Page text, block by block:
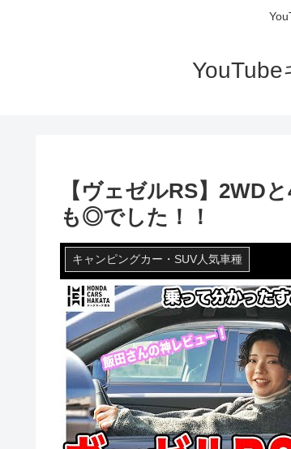
【ヴェゼルRS】2WD
も◎でした！！
キャンピングカー・SUV人気車種